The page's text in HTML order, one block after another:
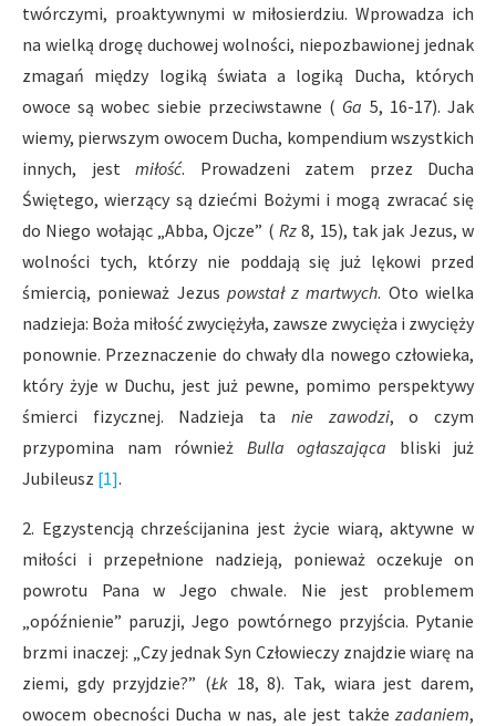
twórczymi, proaktywnymi w miłosierdziu. Wprowadza ich
na wielką drogę duchowej wolności, niepozbawionej jednak
zmagań między logiką świata a logiką Ducha, których
owoce są wobec siebie przeciwstawne ( Ga 5, 16-17). Jak
wiemy, pierwszym owocem Ducha, kompendium wszystkich
innych, jest miłość. Prowadzeni zatem przez Ducha
Świętego, wierzący są dziećmi Bożymi i mogą zwracać się
do Niego wołając „Abba, Ojcze” ( Rz 8, 15), tak jak Jezus, w
wolności tych, którzy nie poddają się już lękowi przed
śmiercią, ponieważ Jezus powstał z martwych. Oto wielka
nadzieja: Boża miłość zwyciężyła, zawsze zwycięża i zwycięży
ponownie. Przeznaczenie do chwały dla nowego człowieka,
który żyje w Duchu, jest już pewne, pomimo perspektywy
śmierci fizycznej. Nadzieja ta nie zawodzi, o czym
przypomina nam również Bulla ogłaszająca bliski już
Jubileusz [1].
2. Egzystencją chrześcijanina jest życie wiarą, aktywne w
miłości i przepełnione nadzieją, ponieważ oczekuje on
powrotu Pana w Jego chwale. Nie jest problemem
„opóźnienie” paruzji, Jego powtórnego przyjścia. Pytanie
brzmi inaczej: „Czy jednak Syn Człowieczy znajdzie wiarę na
ziemi, gdy przyjdzie?” (Łk 18, 8). Tak, wiara jest darem,
owocem obecności Ducha w nas, ale jest także zadaniem,